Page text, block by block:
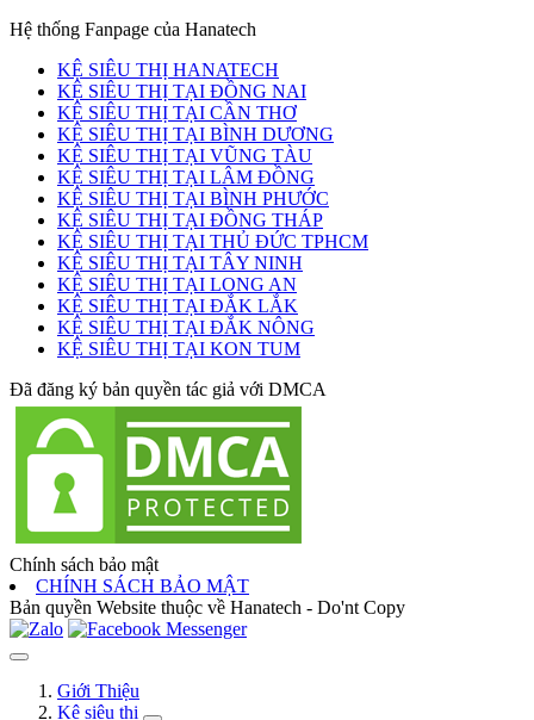
Hệ thống Fanpage của Hanatech
KỆ SIÊU THỊ HANATECH
KỆ SIÊU THỊ TẠI ĐỒNG NAI
KỆ SIÊU THỊ TẠI CẦN THƠ
KỆ SIÊU THỊ TẠI BÌNH DƯƠNG
KỆ SIÊU THỊ TẠI VŨNG TÀU
KỆ SIÊU THỊ TẠI LÂM ĐỒNG
KỆ SIÊU THỊ TẠI BÌNH PHƯỚC
KỆ SIÊU THỊ TẠI ĐỒNG THÁP
KỆ SIÊU THỊ TẠI THỦ ĐỨC TPHCM
KỆ SIÊU THỊ TẠI TÂY NINH
KỆ SIÊU THỊ TẠI LONG AN
KỆ SIÊU THỊ TẠI ĐẮK LẮK
KỆ SIÊU THỊ TẠI ĐẮK NÔNG
KỆ SIÊU THỊ TẠI KON TUM
Đã đăng ký bản quyền tác giả với DMCA
Chính sách bảo mật
CHÍNH SÁCH BẢO MẬT
Bản quyền Website thuộc về Hanatech - Do'nt Copy
Giới Thiệu
Kệ siêu thị